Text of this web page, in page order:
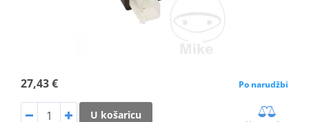
27,43 € Po narudžbi
U košaricu